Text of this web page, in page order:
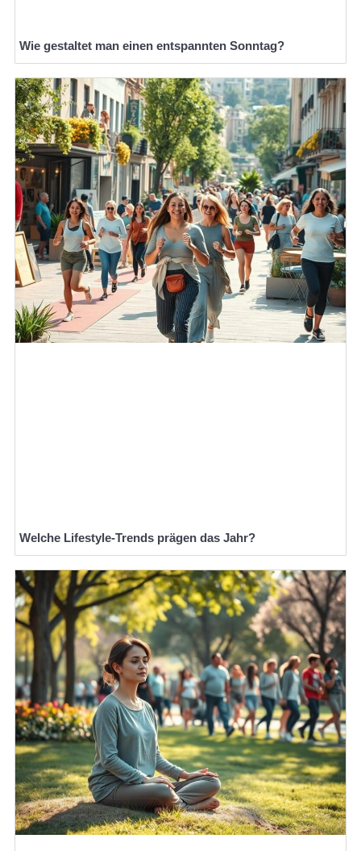
Wie gestaltet man einen entspannten Sonntag?
Welche Lifestyle-Trends prägen das Jahr?